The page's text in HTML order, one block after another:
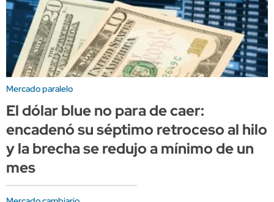
Mercado paralelo
El dólar blue no para de caer:
encadenó su séptimo retroceso al hilo
y la brecha se redujo a mínimo de un
mes